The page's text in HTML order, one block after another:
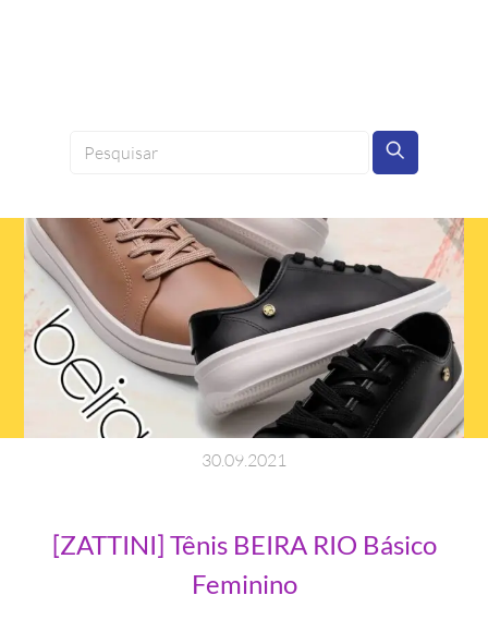
3009 2021
[ZATTINI] Tênis BEIRA RIO Básico
Feminino